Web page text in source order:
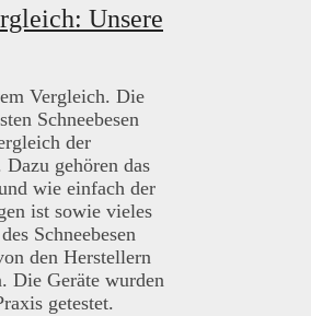
Unsere
Vergleich. Die
Schneebesen
der
gehören das
wie einfach der
ist sowie vieles
Schneebesen
den Herstellern
Die Geräte wurden
getestet.